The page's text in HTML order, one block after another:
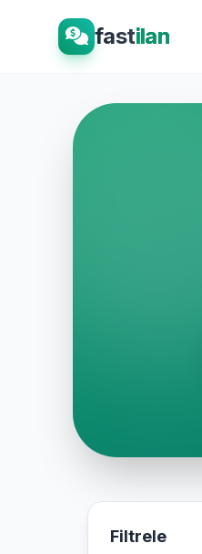
fastilan
Filtrele